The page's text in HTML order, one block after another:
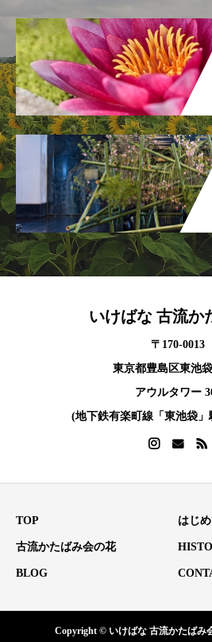
いけばな 古流か
〒170-0013
東京都豊島区東池
アウルタワー
(地下鉄有楽町線「東池袋」
TOP はじ
古流かたばみ会の花
BLOG
Copyright © いけばな 古流かたばみ